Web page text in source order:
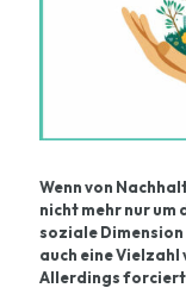
Wenn von
nicht mehr nur um
soziale Dimension
auch eine
Allerdings forciert